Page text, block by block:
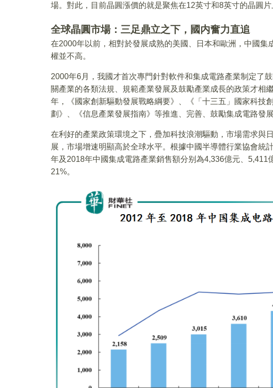
場。對此，目前晶圓漲價的就是聚焦在12英寸和8英寸的晶圓片
全球晶圓市場：三足鼎立之下，國内奮力直追
在2000年以前，相對於發展成熟的美國、日本和歐洲，中國集
權並不高。
2000年6月，我國才首次專門針對軟件和集成電路產業制定了
關產業的各類法規、規範產業發展及鼓勵產業成長的政策才相
年，《國家創新驅動發展戰略綱要》、《「十三五」國家科技
劃》、《信息產業發展指南》等推進、完善、鼓勵集成電路發
在利好的產業政策環境之下，疊加科技浪潮驅動，市場需求與
展，市場增速明顯高於全球水平。根據中國半導體行業協會統
年及2018年中國集成電路產業銷售額分别為4,336億元、5,411
21%。